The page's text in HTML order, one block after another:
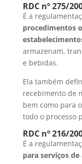
RDC nº 275/
É a
procedimentos
armazenam,
e bebidas.
Ela também
recebimento de
bem como para
todo o processo
RDC nº 216/
É a
para serviços